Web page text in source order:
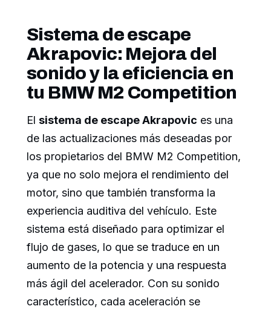
Sistema de escape
Akrapovic: Mejora del
sonido y la eficiencia en
tu BMW M2 Competition
El sistema de escape Akrapovic es una
de las actualizaciones más deseadas por
los propietarios del BMW M2 Competition,
ya que no solo mejora el rendimiento del
motor, sino que también transforma la
experiencia auditiva del vehículo. Este
sistema está diseñado para optimizar el
flujo de gases, lo que se traduce en un
aumento de la potencia y una respuesta
más ágil del acelerador. Con su sonido
característico, cada aceleración se